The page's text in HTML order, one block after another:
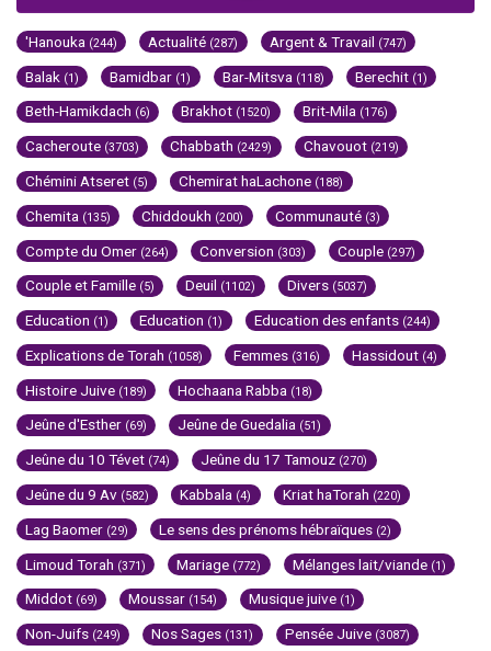
'Hanouka (244) Actualité (287) Argent & Travail (747)
Balak (1) Bamidbar (1) Bar-Mitsva (118) Berechit (1)
Beth-Hamikdach (6) Brakhot (1520) Brit-Mila (176)
Cacheroute (3703) Chabbath (2429) Chavouot (219)
Chémini Atseret (5) Chemirat haLachone (188)
Chemita (135) Chiddoukh (200) Communauté (3)
Compte du Omer (264) Conversion (303) Couple (297)
Couple et Famille (5) Deuil (1102) Divers (5037)
Education (1) Education (1) Education des enfants (244)
Explications de Torah (1058) Femmes (316) Hassidout (4)
Histoire Juive (189) Hochaana Rabba (18)
Jeûne d'Esther (69) Jeûne de Guedalia (51)
Jeûne du 10 Tévet (74) Jeûne du 17 Tamouz (270)
Jeûne du 9 Av (582) Kabbala (4) Kriat haTorah (220)
Lag Baomer (29) Le sens des prénoms hébraïques (2)
Limoud Torah (371) Mariage (772) Mélanges lait/viande (1)
Middot (69) Moussar (154) Musique juive (1)
Non-Juifs (249) Nos Sages (131) Pensée Juive (3087)